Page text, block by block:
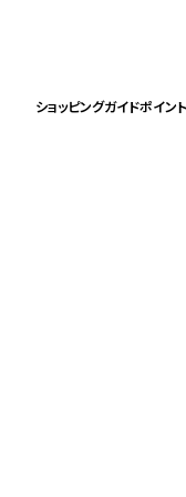
ショッピングガイドポイント